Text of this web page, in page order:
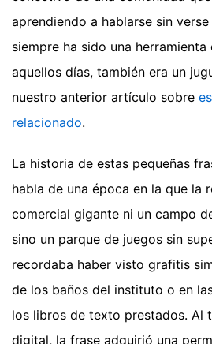
aprendiendo a hablarse sin
siempre ha sido una
aquellos días, también era un
nuestro anterior artículo sobre
relacionado.
La historia de estas pequeñas
habla de una época en la que la
comercial gigante ni un campo
sino un parque de juegos sin
recordaba haber visto grafitis
de los baños del instituto o en
los libros de texto prestados. Al
digital, la frase adquirió una